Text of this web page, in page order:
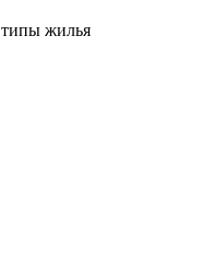
типы жилья